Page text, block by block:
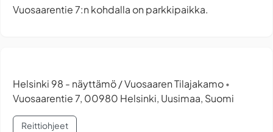
Vuosaarentie 7:n kohdalla on parkkipaikka.
Helsinki 98 - näyttämö / Vuosaaren Tilajakamo •
Vuosaarentie 7, 00980 Helsinki, Uusimaa, Suomi
Reittiohjeet